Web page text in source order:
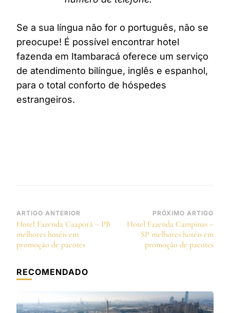
Se a sua língua não for o português, não se
preocupe! É possível encontrar hotel
fazenda em Itambaracá oferece um serviço
de atendimento bilíngue, inglês e espanhol,
para o total conforto de hóspedes
estrangeiros.
Navegação
de
post
ARTIGO ANTERIOR
Hotel Fazenda Caaporã – PB
melhores hotéis em
promoção de pacotes
PRÓXIMO ARTIGO
Hotel Fazenda Campinas –
SP melhores hotéis em
promoção de pacotes
RECOMENDADO